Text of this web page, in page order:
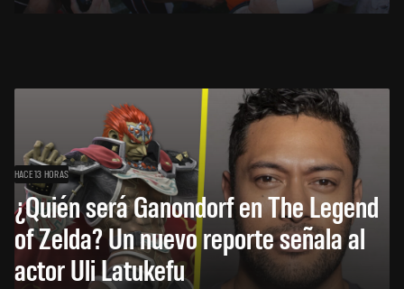
HACE 13 HORAS
¿Quién será Ganondorf en The Legend
of Zelda? Un nuevo reporte señala al
actor Uli Latukefu